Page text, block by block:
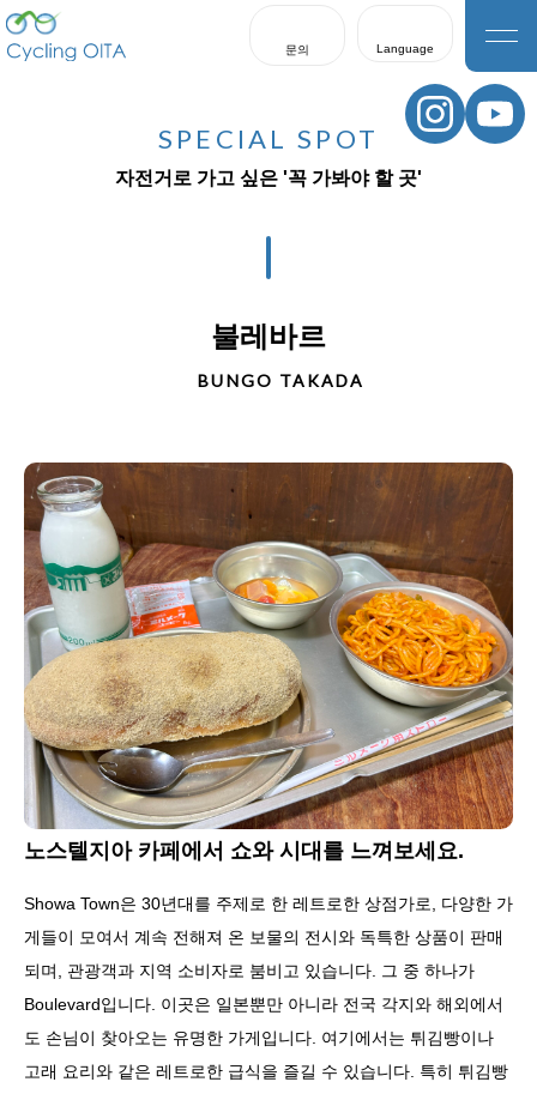
문의 Language
日本語
English
한국어
SPECIAL SPOT
자전거로 가고 싶은 '꼭 가봐야 할 곳'
불레바르
BUNGO TAKADA
노스텔지아 카페에서 쇼와 시대를 느껴보세요.
Showa Town은 30년대를 주제로 한 레트로한 상점가로, 다양한 가
게들이 모여서 계속 전해져 온 보물의 전시와 독특한 상품이 판매
되며, 관광객과 지역 소비자로 붐비고 있습니다. 그 중 하나가
Boulevard입니다. 이곳은 일본뿐만 아니라 전국 각지와 해외에서
도 손님이 찾아오는 유명한 가게입니다. 여기에서는 튀김빵이나
고래 요리와 같은 레트로한 급식을 즐길 수 있습니다. 특히 튀김빵